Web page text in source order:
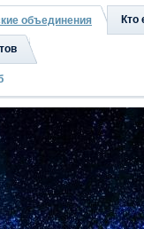
объединения Кто